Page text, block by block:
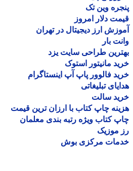
وین تک
دلار امروز
ارز دیجیتال در تهران
بار
طراحی سایت یزد
مانیتور استوک
فالوور پاپ آپ اینستاگرام
تبلیغاتی
سالت
چاپ کتاب با ارزان ترین قیمت
کتاب ویژه رتبه بندی معلمان
موزیک
مرکزی بوش